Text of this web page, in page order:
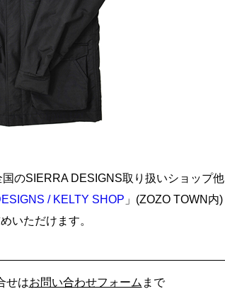
のSIERRA DESIGNS取り扱いショップ他
/ KELTY SHOP 」(ZOZO TOWN内)
いただけます。
せはお問い合わせフォーム まで